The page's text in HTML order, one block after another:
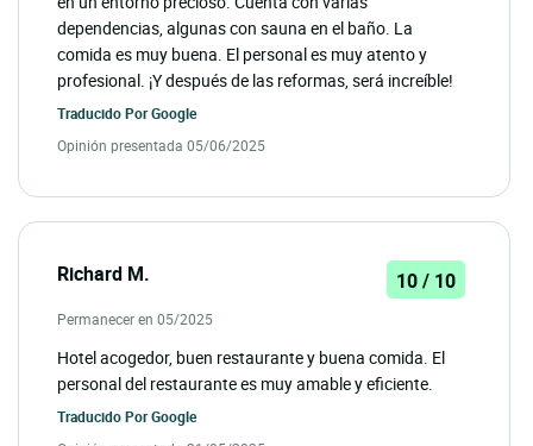
dependencias, algunas con sauna en el baño. La
comida es muy buena. El personal es muy atento y
profesional. ¡Y después de las reformas, será increíble!
Traducido PorGoogle
Opinión presentada 05/06/2025
Richard M. 10 / 10
Permanecer en 05/2025
Hotel acogedor, buen restaurante y buena comida. El
personal del restaurante es muy amable y eficiente.
Traducido PorGoogle